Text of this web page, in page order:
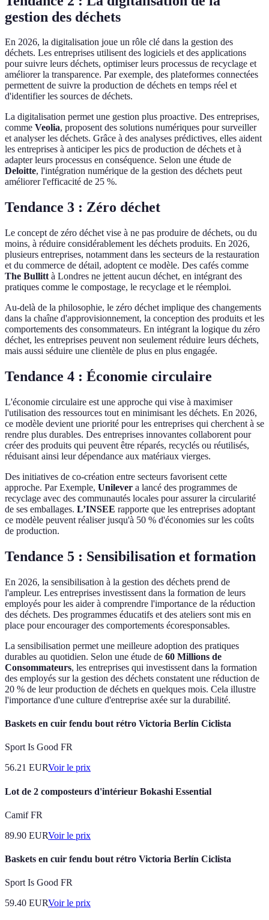
gestion des déchets
En 2026, la digitalisation joue un rôle clé dans la gestion des
déchets. Les entreprises utilisent des logiciels et des applications
pour suivre leurs déchets, optimiser leurs processus de recyclage et
améliorer la transparence. Par exemple, des plateformes connectées
permettent de suivre la production de déchets en temps réel et
d'identifier les sources de déchets.
La digitalisation permet une gestion plus proactive. Des entreprises,
comme Veolia, proposent des solutions numériques pour surveiller
et analyser les déchets. Grâce à des analyses prédictives, elles aident
les entreprises à anticiper les pics de production de déchets et à
adapter leurs processus en conséquence. Selon une étude de
Deloitte, l'intégration numérique de la gestion des déchets peut
améliorer l'efficacité de 25 %.
Tendance 3 : Zéro déchet
Le concept de zéro déchet vise à ne pas produire de déchets, ou du
moins, à réduire considérablement les déchets produits. En 2026,
plusieurs entreprises, notamment dans les secteurs de la restauration
et du commerce de détail, adoptent ce modèle. Des cafés comme
The Bullitt à Londres ne jettent aucun déchet, en intégrant des
pratiques comme le compostage, le recyclage et le réemploi.
Au-delà de la philosophie, le zéro déchet implique des changements
dans la chaîne d'approvisionnement, la conception des produits et les
comportements des consommateurs. En intégrant la logique du zéro
déchet, les entreprises peuvent non seulement réduire leurs déchets,
mais aussi séduire une clientèle de plus en plus engagée.
Tendance 4 : Économie circulaire
L'économie circulaire est une approche qui vise à maximiser
l'utilisation des ressources tout en minimisant les déchets. En 2026,
ce modèle devient une priorité pour les entreprises qui cherchent à se
rendre plus durables. Des entreprises innovantes collaborent pour
créer des produits qui peuvent être réparés, recyclés ou réutilisés,
réduisant ainsi leur dépendance aux matériaux vierges.
Des initiatives de co-création entre secteurs favorisent cette
approche. Par Exemple, Unilever a lancé des programmes de
recyclage avec des communautés locales pour assurer la circularité
de ses emballages. L’INSEE rapporte que les entreprises adoptant
ce modèle peuvent réaliser jusqu'à 50 % d'économies sur les coûts
de production.
Tendance 5 : Sensibilisation et formation
En 2026, la sensibilisation à la gestion des déchets prend de
l'ampleur. Les entreprises investissent dans la formation de leurs
employés pour les aider à comprendre l'importance de la réduction
des déchets. Des programmes éducatifs et des ateliers sont mis en
place pour encourager des comportements écoresponsables.
La sensibilisation permet une meilleure adoption des pratiques
durables au quotidien. Selon une étude de 60 Millions de
Consommateurs, les entreprises qui investissent dans la formation
des employés sur la gestion des déchets constatent une réduction de
20 % de leur production de déchets en quelques mois. Cela illustre
l'importance d'une culture d'entreprise axée sur la durabilité.
Baskets en cuir fendu bout rétro Victoria Berlín Ciclista
Sport Is Good FR
56.21 EURVoir le prix
Lot de 2 composteurs d'intérieur Bokashi Essential
Camif FR
89.90 EURVoir le prix
Baskets en cuir fendu bout rétro Victoria Berlín Ciclista
Sport Is Good FR
59.40 EURVoir le prix